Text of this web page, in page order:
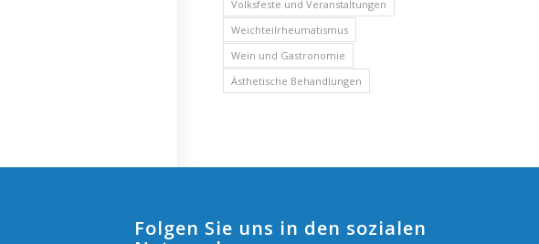
Volksfeste und Veranstaltungen
Weichteilrheumatismus
Wein und Gastronomie
Ästhetische Behandlungen
Folgen Sie uns in den sozialen